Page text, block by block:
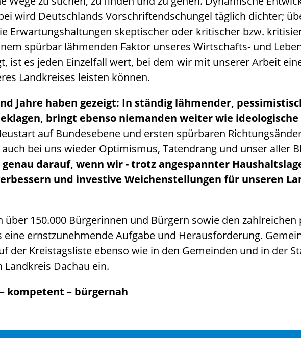
wird Deutschlands Vorschriftendschungel täglich dichter;
Erwartungshaltungen skeptischer oder kritischer bzw.
spürbar lähmenden Faktor unseres Wirtschafts- und
ist es jeden Einzelfall wert, bei dem wir mit unserer Arbeit
Landkreises leisten können.
Jahre haben gezeigt: In ständig lähmender,
bringt ebenso niemanden weiter wie
auf Bundesebene und ersten spürbaren
bei uns wieder Optimismus, Tatendrang und unser aller
darauf, wenn wir - trotz angespannter
und investive Weichenstellungen für unseren
über 150.000 Bürgerinnen und Bürgern sowie den
eine ernstzunehmende Aufgabe und Herausforderung.
der Kreistagsliste ebenso wie in den Gemeinden und in der
Dachau ein.
kompetent – bürgernah